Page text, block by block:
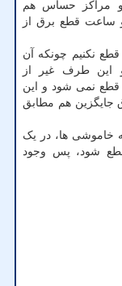
و مراکز حساس هم
ساعت قطع برق از
نکنیم چونکه آن
این طرف غیر از
قطع نمی شود و این
جایگزین هم مطابق
خاموشی ها، در یک
قطع شود، پس وجود